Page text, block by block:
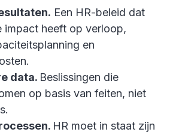
Een HR-beleid dat
impact heeft op verloop,
en
data. Beslissingen die
op basis van feiten, niet
HR moet in staat zijn